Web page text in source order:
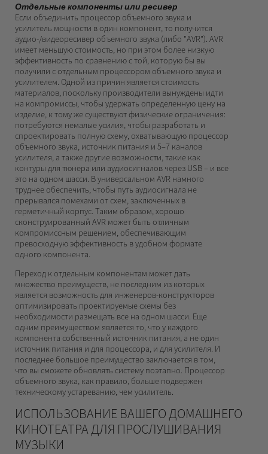
Отдельные компоненты или ресивер
Если объединить процессор объемного звука и
усилитель мощности в один компонент, то получится
аудио-/видеоресивер объемного звука (либо "AVR"). AVR
имеет меньшую стоимость, но при этом более низкую
эффективность по сравнению с той, которую бы вы
получили с отдельным процессором объемного звука и
усилителем. Одной из причин является стоимость
материалов, поскольку производители вынуждены идти
на компромиссы, чтобы удержать определенную цену на
изделие, к тому же существуют физические ограничения:
потребуются немалые усилия, чтобы разработать и
спроектировать полную схему, охватывающую процессор
объемного звука, источник питания и 5–7 каналов
усилителя, а также другие возможности, такие как
контуры для тюнера или аудиосигналов через USB – и все
это на одном шасси. В универсальном AVR намного
труднее обеспечить, чтобы путь аудиосигнала не
прерывался помехами от схем, заключенных в
герметичный корпус. Таким образом, хорошо
сконструированный AVR может быть отличным
компромиссным решением, обеспечивающим
превосходную эффективность в удобном формате
одного компонента.
Переход к отдельным компонентам может дать
множество преимуществ, не последним из которых
является возможность для инженеров-конструкторов
оптимизировать проектируемые схемы без
необходимости размещать все на одном шасси. Еще
одним преимуществом является то, что у каждого
компонента собственный источник питания, а не один
источник питания и для процессора, и для усилителя. И
последнее большое преимущество заключается в том,
что вы сможете обновлять систему поэтапно. Процессор
объемного звука, как правило, больше подвержен
техническому устареванию, чем усилитель.
ИСПОЛЬЗОВАНИЕ ВАШЕГО ДОМАШНЕГО
КИНОТЕАТРА ДЛЯ ПРОСЛУШИВАНИЯ
МУЗЫКИ